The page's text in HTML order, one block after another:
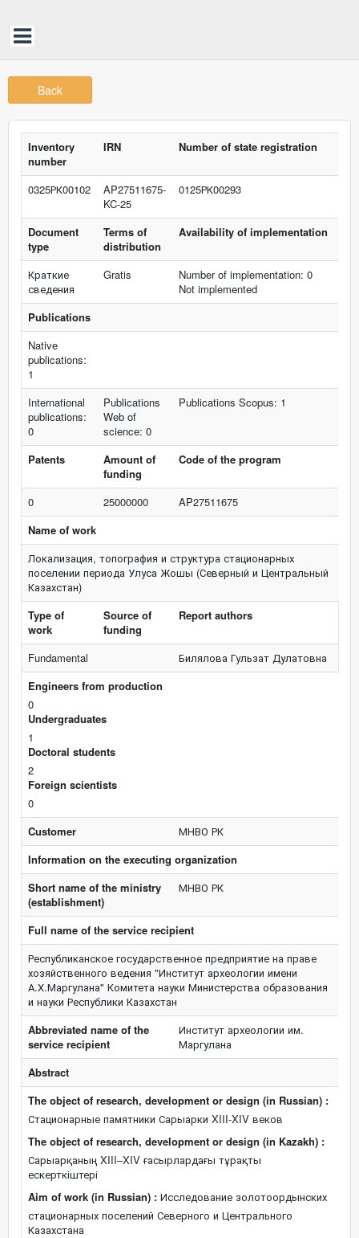
Back
Inventory
number
IRN Number of state registration
0325РК00102
AP27511675-
KC-25
0125РК00293
Document
type
Terms of
distribution
Availability of implementation
Краткие
сведения
Gratis
Number of implementation: 0
Not implemented
Publications
Native
publications:
1
International
publications:
0
Publications
Web of
science: 0
Publications Scopus: 1
Patents
Amount of
funding
Code of the program
0 25000000
AP27511675
Name of work
Локализация, топография и структура стационарных
поселении периода Улуса Жошы (Северный и Центральный
Казахстан)
Type of
work
Source of
funding
Report authors
Fundamental
Билялова Гульзат Дулатовна
Engineers from production
0
Undergraduates
1
Doctoral students
2
Foreign scientists
0
Customer
МНВО РК
Information on the executing organization
Short name of the ministry
(establishment)
МНВО РК
Full name of the service recipient
Республиканское государственное предприятие на праве
хозяйственного ведения "Институт археологии имени
А.Х.Маргулана" Комитета науки Министерства образования
и науки Республики Казахстан
Abbreviated name of the
service recipient
Институт археологии им.
Маргулана
Abstract
The object of research, development or design (in Russian) :
Стационарные памятники Сарыарки XIII-XIV веков
The object of research, development or design (in Kazakh) :
Сарыарқаның XIII–XIV ғасырлардағы тұрақты
ескерткіштері
Aim of work (in Russian) : Исследование золотоордынских
стационарных поселений Северного и Центрального
Казахстана